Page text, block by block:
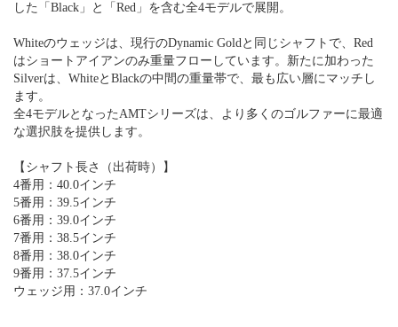
した「Black」と「Red」を含む全4モデルで展開。
Whiteのウェッジは、現行のDynamic Goldと同じシャフトで、Red
はショートアイアンのみ重量フローしています。新たに加わった
Silverは、WhiteとBlackの中間の重量帯で、最も広い層にマッチし
ます。
全4モデルとなったAMTシリーズは、より多くのゴルファーに最適
な選択肢を提供します。
【シャフト長さ（出荷時）】
4番用：40.0インチ
5番用：39.5インチ
6番用：39.0インチ
7番用：38.5インチ
8番用：38.0インチ
9番用：37.5インチ
ウェッジ用：37.0インチ